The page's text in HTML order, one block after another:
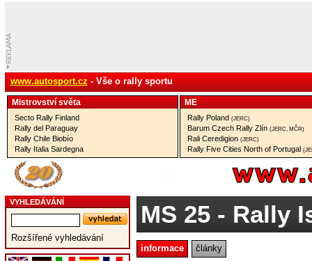
www.autosport.cz - Vše o rally sportu
Mistrovství­ světa
Secto Rally Finland
Rally del Paraguay
Rally Chile Biobío
Rally Italia Sardegna
ME
Rally Poland (JERC)
Barum Czech Rally Zlín (JERC, MČR)
Rali Ceredigion (JERC)
Rally Five Cities North of Portugal
VYHLEDÁVÁNÍ
Rozšířené vyhledávání
MS 25- Rally
informace články